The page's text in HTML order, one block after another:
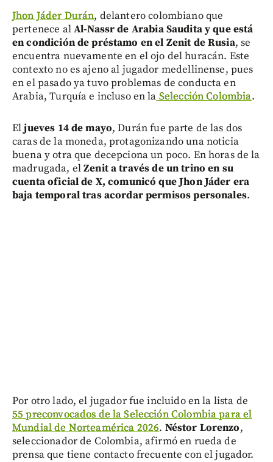
Jhon Jáder Durán, delantero colombiano que
pertenece alAl-Nassr de Arabia Saudita y que está
en condición de préstamo en el Zenit de Rusia, se
encuentra nuevamente en el ojo del huracán. Este
contexto no es ajeno al jugador medellinense, pues
en el pasado ya tuvo problemas de conducta en
Arabia, Turquía e incluso en la Selección Colombia.
Eljueves 14 de mayo, Durán fue parte de las dos
caras de la moneda, protagonizando una noticia
buena y otra que decepciona un poco. En horas de la
madrugada, elZenit a través de un trino en su
cuenta oficial de X, comunicó que Jhon Jáder era
baja temporal tras acordar permisos personales.
Por otro lado, el jugador fue incluido en la lista de
55 preconvocados de la Selección Colombia para el
Mundial de Norteamérica 2026. Néstor Lorenzo,
seleccionador de Colombia, afirmó en rueda de
prensa que tiene contacto frecuente con el jugador.